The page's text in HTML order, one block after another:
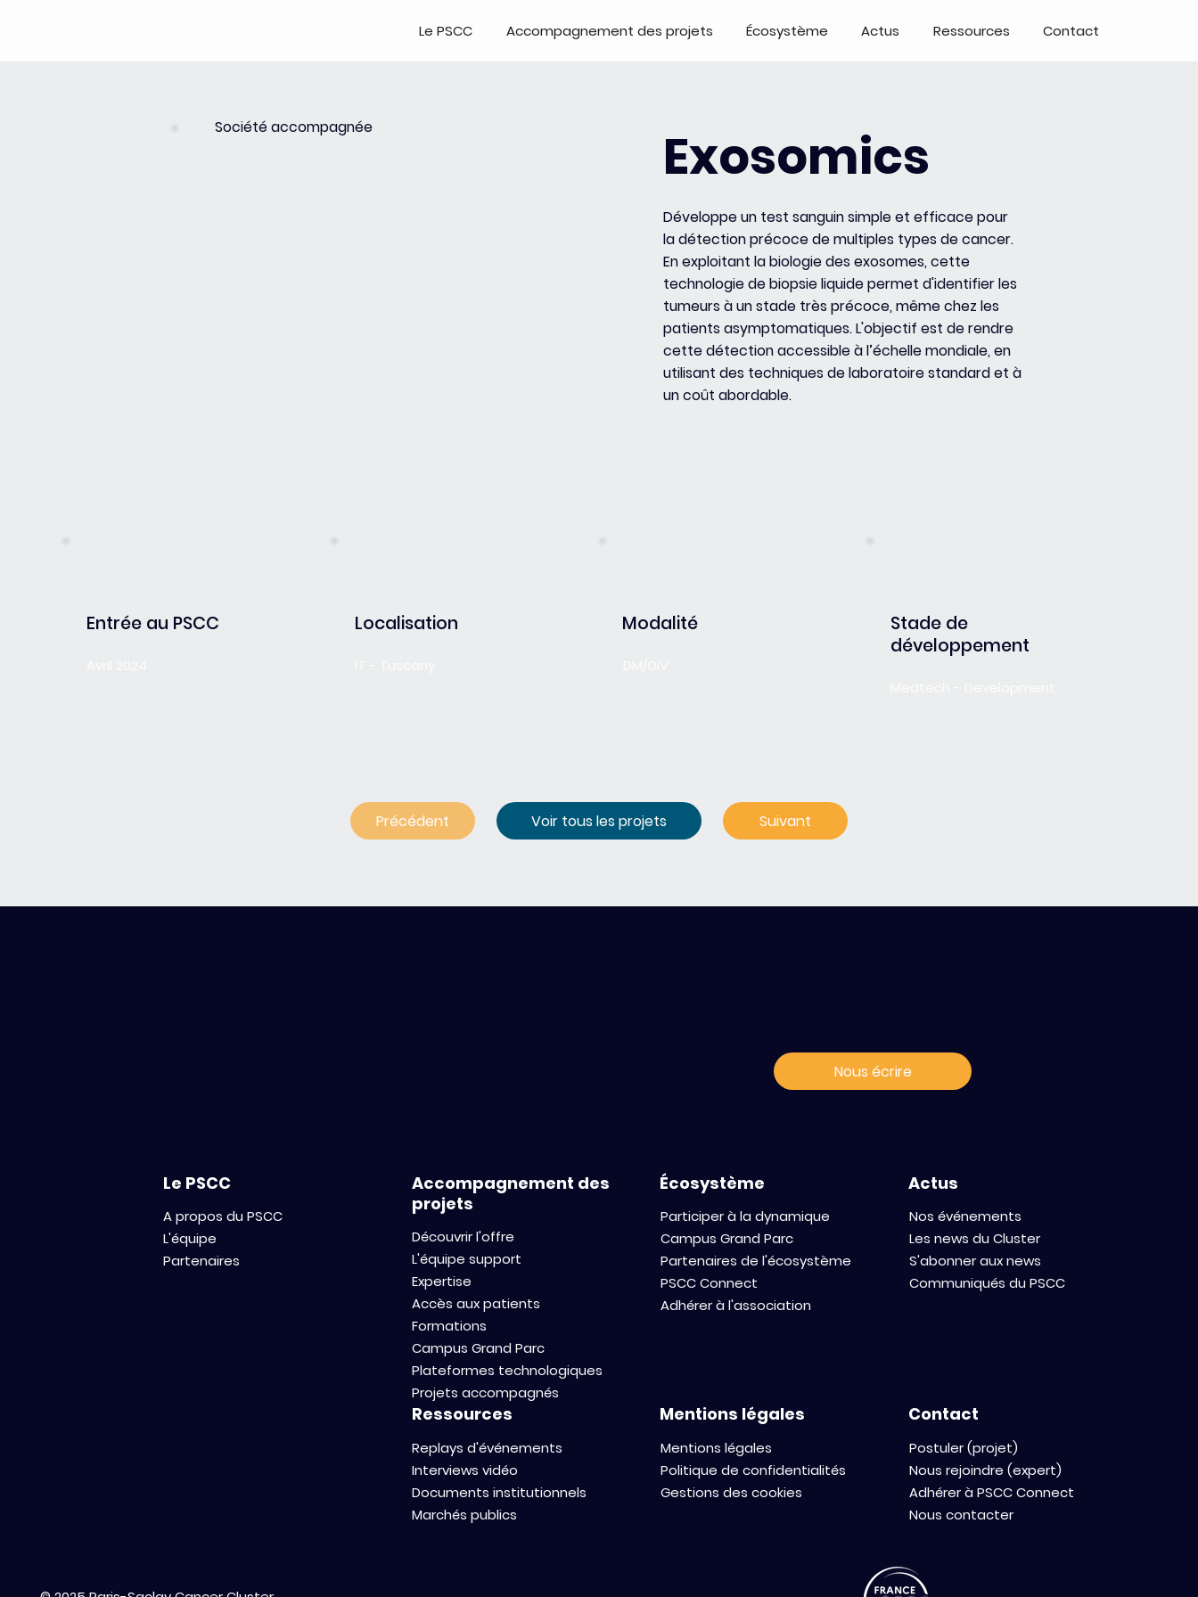
Le PSCC Accompagnement des projets Écosystème Actus Ressources Contact
Société accompagnée Exosomics
Développe un test sanguin simple et efficace pour
la détection précoce de multiples types de cancer.
En exploitant la biologie des exosomes, cette
technologie de biopsie liquide permet d'identifier les
tumeurs à un stade très précoce, même chez les
patients asymptomatiques. L'objectif est de rendre
cette détection accessible à l’échelle mondiale, en
utilisant des techniques de laboratoire standard et à
un coût abordable.
Entrée au PSCC Localisation Modalité
Stade de
développement
Précédent Voir tous les projets
Nous écrire
Le PSCC
A propos du PSCC
L'équipe
Partenaires
Accompagnement des
projets
Découvrir l'offre
L'équipe support
Expertise
Accès aux patients
Formations
Campus Grand Parc
Plateformes technologiques
Projets accompagnés
Écosystème
Participer à la dynamique
Campus Grand Parc
Partenaires de l'écosystème
PSCC Connect
Adhérer à l'association
Actus
Nos événements
Les news du Cluster
S'abonner aux news
Communiqués du PSCC
Ressources
Replays d'événements
Interviews vidéo
Documents institutionnels
Marchés publics
Mentions légales
Mentions légales
Politique de confidentialités
Gestions des cookies
Contact
Postuler (projet)
Nous rejoindre (expert)
Adhérer à PSCC Connect
Nous contacter